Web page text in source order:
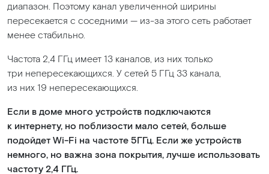
диапазон. Поэтому канал увеличенной ширины
пересекается с соседними — из-за этого сеть работает
менее стабильно.
Частота 2,4 ГГц имеет 13 каналов, из них только
три непересекающихся. У сетей 5 ГГц 33 канала,
из них 19 непересекающихся.
Если в доме много устройств подключаются
к интернету, но поблизости мало сетей, больше
подойдет Wi-Fi на частоте 5ГГц. Если же устройств
немного, но важна зона покрытия, лучше использовать
частоту 2,4 ГГц.